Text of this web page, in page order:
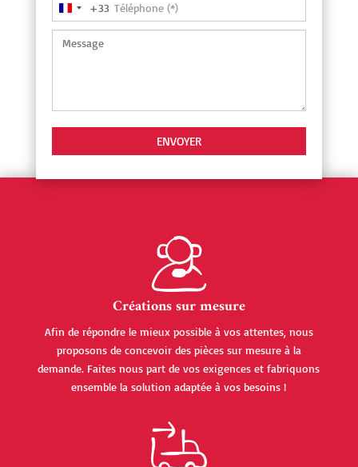
France
+33
+33
Créations sur mesure
Afin de répondre le mieux possible à vos attentes, nous
proposons de concevoir des pièces sur mesure à la
demande. Faites nous part de vos exigences et fabriquons
ensemble la solution adaptée à vos besoins !